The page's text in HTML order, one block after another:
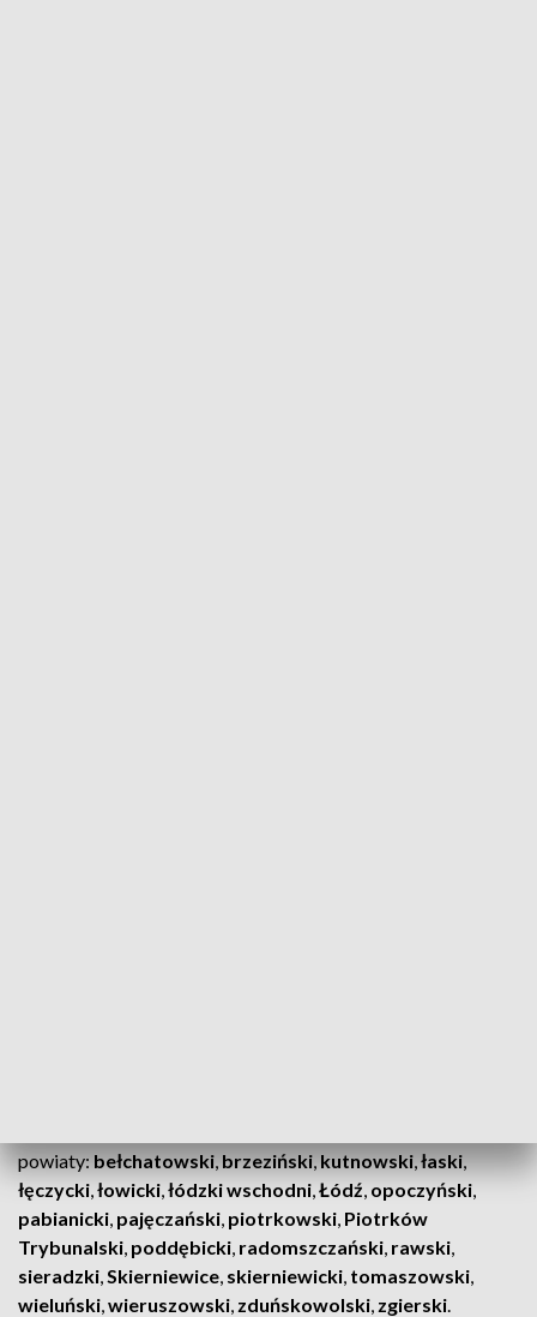
powiaty:bełchatowski,brzeziński,kutnowski,łaski,
łęczycki,łowicki,łódzki wschodni,Łódź, opoczyński,
pabianicki, pajęczański, piotrkowski, Piotrków
Trybunalski, poddębicki, radomszczański, rawski,
sieradzki,Skierniewice, skierniewicki, tomaszowski,
wieluński,wieruszowski, zduńskowolski, zgierski.